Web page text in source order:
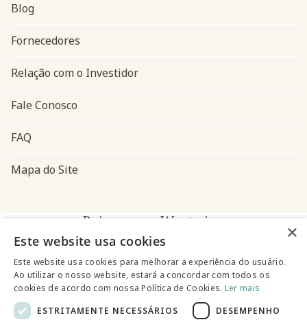
Navegação do rodapé
Blog
Fornecedores
Relação com o Investidor
Fale Conosco
FAQ
Mapa do Site
Baixe o app Westwing
×
Este website usa cookies
Este website usa cookies para melhorar a experiência do usuário.
Ao utilizar o nosso website, estará a concordar com todos os
cookies de acordo com nossa Política de Cookies. Ler mais
ESTRITAMENTE NECESSÁRIOS
DESEMPENHO